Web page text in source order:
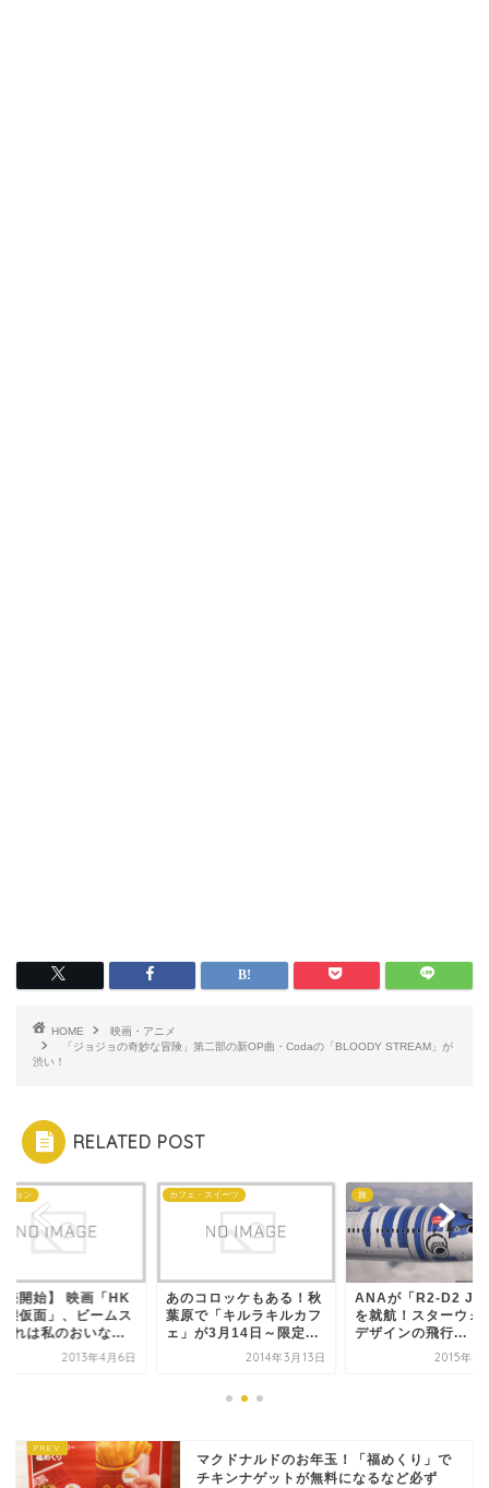
HOME
映画・アニメ
「ジョジョの奇妙な冒険」第二部の新OP曲・Codaの「BLOODY STREAM」が
渋い！
RELATED POST
ション
売開始】 映画「HK
態仮面」、ビームス
れは私のおいな...
2013年4月6日
カフェ・スイーツ
あのコロッケもある！秋
葉原で「キルラキルカフ
ェ」が3月14日～限定...
2014年3月13日
旅
ANAが「R2-D2
を就航！スターウォ
デザインの飛行...
2015年4
マクドナルドのお年玉！「福めくり」で
チキンナゲットが無料になるなど必ず